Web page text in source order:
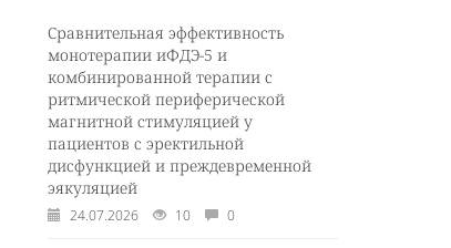
Сравнительная эффективность
монотерапии иФДЭ-5 и
комбинированной терапии с
ритмической периферической
магнитной стимуляцией у
пациентов с эректильной
дисфункцией и преждевременной
эякуляцией
24.07.2026 10 0